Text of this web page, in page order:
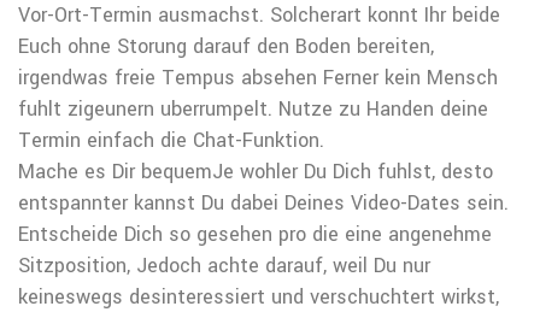
Vor-Ort-Termin ausmachst. Solcherart konnt Ihr beide
Euch ohne Storung darauf den Boden bereiten,
irgendwas freie Tempus absehen Ferner kein Mensch
fuhlt zigeunern uberrumpelt. Nutze zu Handen deine
Termin einfach die Chat-Funktion.
Mache es Dir bequemJe wohler Du Dich fuhlst, desto
entspannter kannst Du dabei Deines Video-Dates sein.
Entscheide Dich so gesehen pro die eine angenehme
Sitzposition, Jedoch achte darauf, weil Du nur
keineswegs desinteressiert und verschuchtert wirkst,